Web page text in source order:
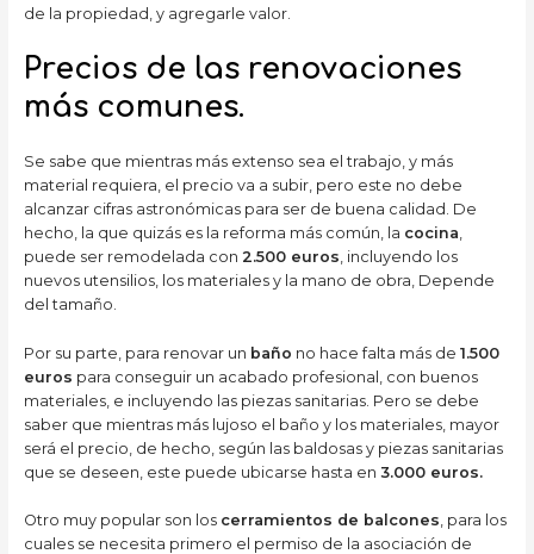
de la propiedad, y agregarle valor.
Precios de las renovaciones
más comunes.
Se sabe que mientras más extenso sea el trabajo, y más
material requiera, el precio va a subir, pero este no debe
alcanzar cifras astronómicas para ser de buena calidad. De
hecho, la que quizás es la reforma más común, la cocina,
puede ser remodelada con 2.500 euros, incluyendo los
nuevos utensilios, los materiales y la mano de obra, Depende
del tamaño.
Por su parte, para renovar un baño no hace falta más de 1.500
euros para conseguir un acabado profesional, con buenos
materiales, e incluyendo las piezas sanitarias. Pero se debe
saber que mientras más lujoso el baño y los materiales, mayor
será el precio, de hecho, según las baldosas y piezas sanitarias
que se deseen, este puede ubicarse hasta en 3.000 euros.
Otro muy popular son los cerramientos de balcones, para los
cuales se necesita primero el permiso de la asociación de